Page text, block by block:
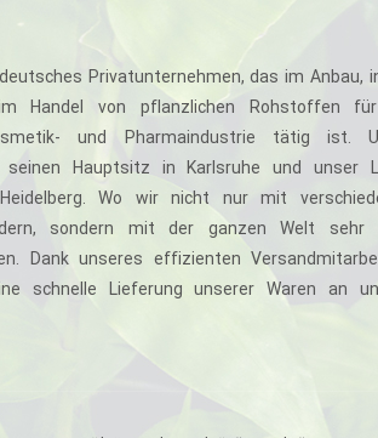
Privatunternehmen, das im Anbau,
Handel von pflanzlichen Rohstoffen
und Pharmaindustrie tätig ist.
seinen Hauptsitz in Karlsruhe und unser
Wo wir nicht nur mit
sondern mit der ganzen Welt sehr
Dank unseres effizienten
schnelle Lieferung unserer Waren an